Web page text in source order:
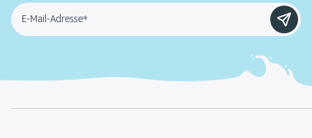
E-Mail-Adresse*